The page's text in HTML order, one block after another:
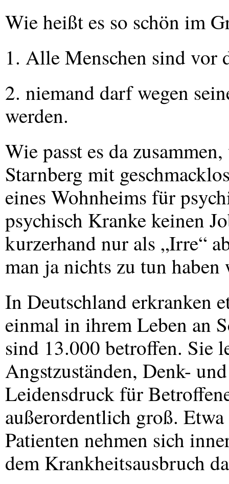
Wie heißt es so schön im
1. Alle Menschen sind vor
2. niemand darf wegen
werden.
Wie passt es da
Starnberg mit
eines Wohnheims für
psychisch Kranke keinen
kurzerhand nur als „Irre“
man ja nichts zu tun
In Deutschland erkranken
einmal in ihrem Leben an
sind 13.000 betroffen. Sie
Angstzuständen, Denk-
Leidensdruck für
außerordentlich groß.
Patienten nehmen sich
dem Krankheitsausbruch